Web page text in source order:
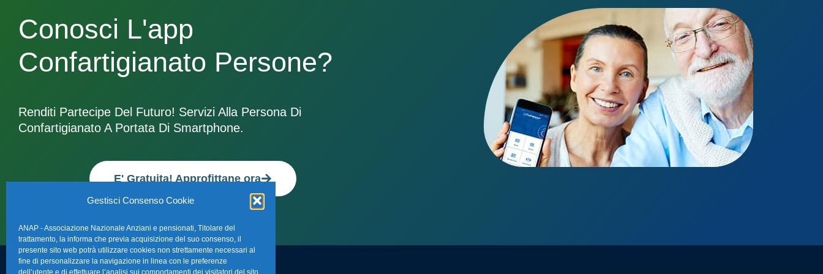
Gestisci Consenso Cookie
ANAP - Associazione Nazionale Anziani e pensionati, Titolare del
trattamento, la informa che previa acquisizione del suo consenso, il
presente sito web potrà utilizzare cookies non strettamente necessari al
fine di personalizzare la navigazione in linea con le preferenze
Conosci L'app
Confartigianato Persone?
Renditi Partecipe Del Futuro! Servizi Alla Persona Di
Confartigianato A Portata Di Smartphone.
E' Gratuita! Approfittane ora